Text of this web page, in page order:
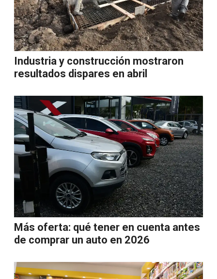
Industria y construcción mostraron
resultados dispares en abril
Más oferta: qué tener en cuenta antes
de comprar un auto en 2026